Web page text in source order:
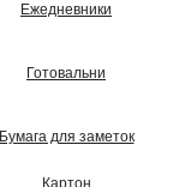
Ежедневники
Готовальни
Бумага для заметок